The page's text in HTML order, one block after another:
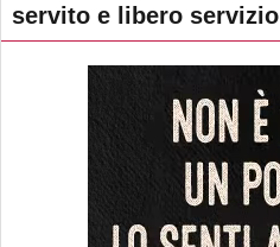
servito e libero servizio